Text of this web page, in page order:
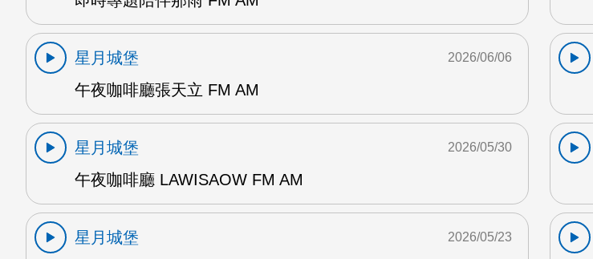
星月城堡
午夜咖啡廳張天立 FM AM
2026/06/06
星月城堡
午夜咖啡廳 LAWISAOW FM AM
2026/05/30
星月城堡
2026/05/23